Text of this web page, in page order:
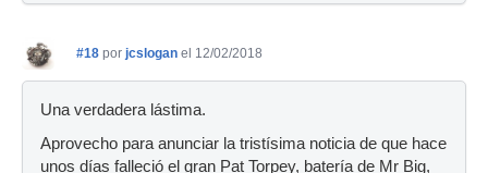
#18 por jcslogan el 12/02/2018
Una verdadera lástima.
Aprovecho para anunciar la tristísima noticia de que hace
unos días falleció el gran Pat Torpey, batería de Mr Big,